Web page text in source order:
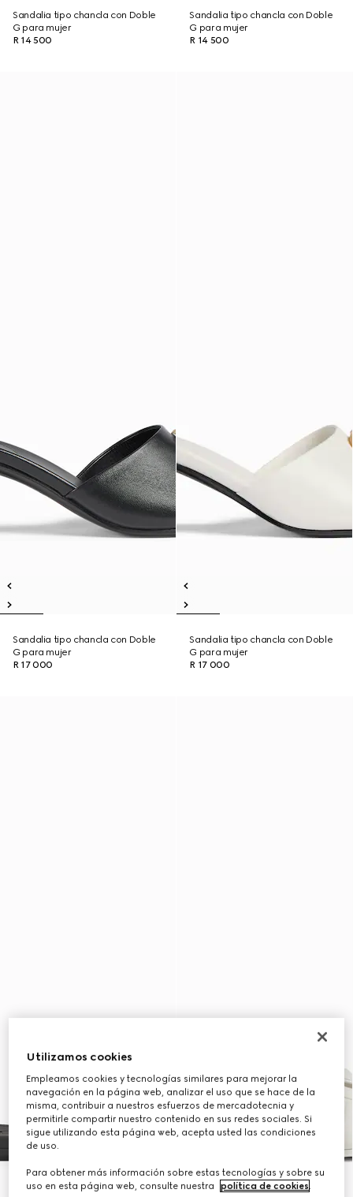
Sandalia tipo chancla con Doble
G para mujer
R 14 500
Sandalia tipo chancla con Doble
G para mujer
R 14 500
Sandalia tipo chancla con Doble
G para mujer
R 17 000
Sandalia tipo chancla con Doble
G para mujer
R 17 000
Utilizamos cookies
Empleamos cookies y tecnologías similares para mejorar la
navegación en la página web, analizar el uso que se hace de la
misma, contribuir a nuestros esfuerzos de mercadotecnia y
permitirle compartir nuestro contenido en sus redes sociales. Si
sigue utilizando esta página web, acepta usted las condiciones
de uso.
Para obtener más información sobre estas tecnologías y sobre su
uso en esta página web, consulte nuestra
política de cookies.